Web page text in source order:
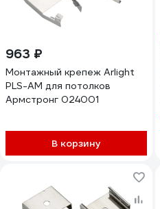
963 ₽
Монтажный крепеж Arlight
PLS-AM для потолков
Армстронг 024001
В корзину